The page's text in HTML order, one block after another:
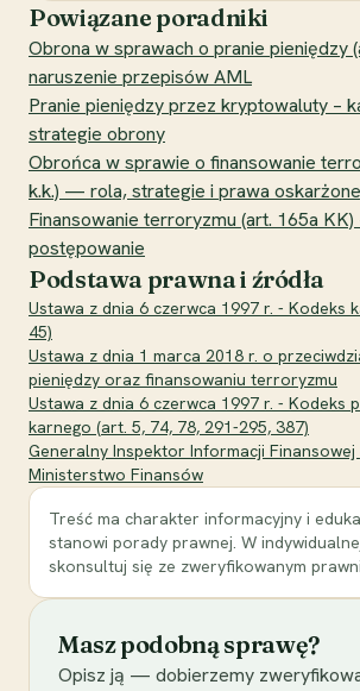
Powiązane poradniki
Obrona w sprawach o pranie pieniędzy
naruszenie przepisów AML
Pranie pieniędzy przez kryptowaluty –
strategie obrony
Obrońca w sprawie o finansowanie
k.k.) — rola, strategie i prawa
Finansowanie terroryzmu (art. 165a
postępowanie
Podstawa prawna i źródła
Ustawa z dnia 6 czerwca 1997 r. - Kodeks
45)
Ustawa z dnia 1 marca 2018 r. o
pieniędzy oraz finansowaniu terroryzmu
Ustawa z dnia 6 czerwca 1997 r. - Kodeks
karnego (art. 5, 74, 78, 291-295, 387)
Generalny Inspektor Informacji Finansowej
Ministerstwo Finansów
Treść ma charakter informacyjny i
stanowi porady prawnej. W
skonsultuj się ze zweryfikowanym
Masz podobną sprawę?
Opisz ją — dobierzemy